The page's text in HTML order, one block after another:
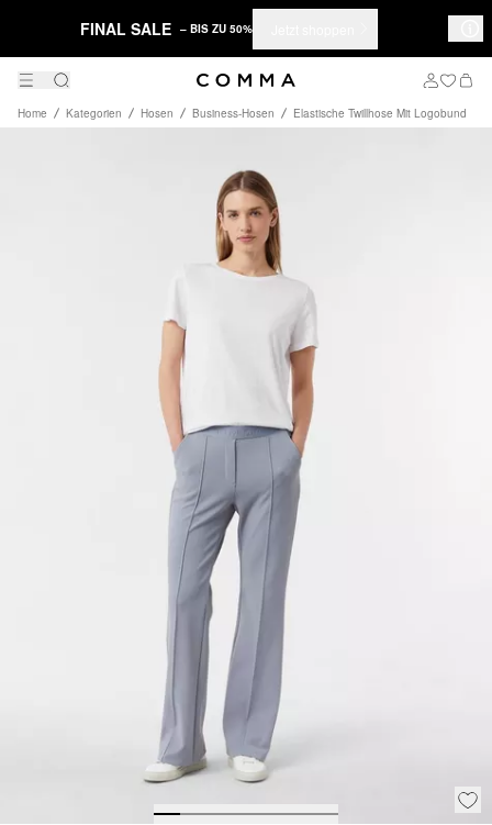
FINAL SALE – BIS ZU 50%
Home Kategorien Hosen Business-Hosen Elastische Twillhose Mit Logobund